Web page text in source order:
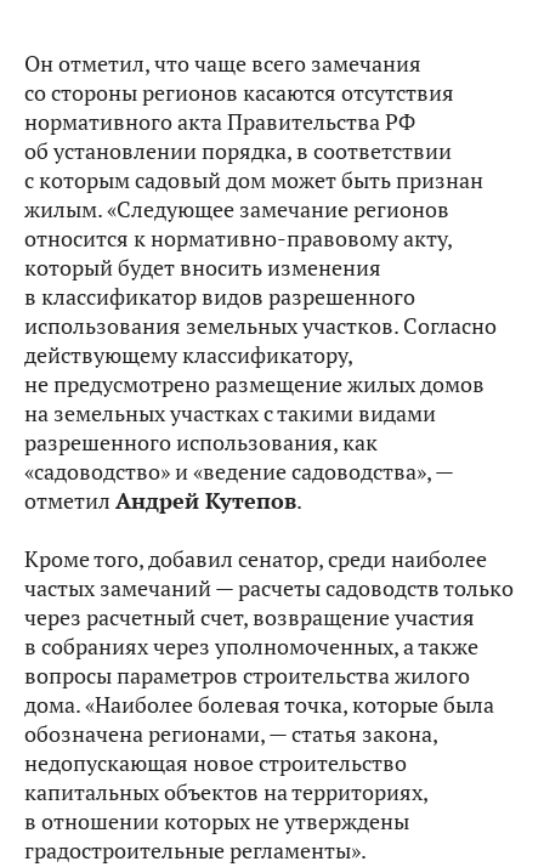
Он отметил, что чаще всего замечания
со стороны регионов касаются отсутствия
нормативного акта Правительства РФ
об установлении порядка, в соответствии
с которым садовый дом может быть признан
жилым. «Следующее замечание регионов
относится к нормативно-правовому акту,
который будет вносить изменения
в классификатор видов разрешенного
использования земельных участков. Согласно
действующему классификатору,
не предусмотрено размещение жилых домов
на земельных участках с такими видами
разрешенного использования, как
«садоводство» и «ведение садоводства», —
отметил Андрей Кутепов.
Кроме того, добавил сенатор, среди наиболее
частых замечаний — расчеты садоводств только
через расчетный счет, возвращение участия
в собраниях через уполномоченных, а также
вопросы параметров строительства жилого
дома. «Наиболее болевая точка, которые была
обозначена регионами, — статья закона,
недопускающая новое строительство
капитальных объектов на территориях,
в отношении которых не утверждены
градостроительные регламенты».